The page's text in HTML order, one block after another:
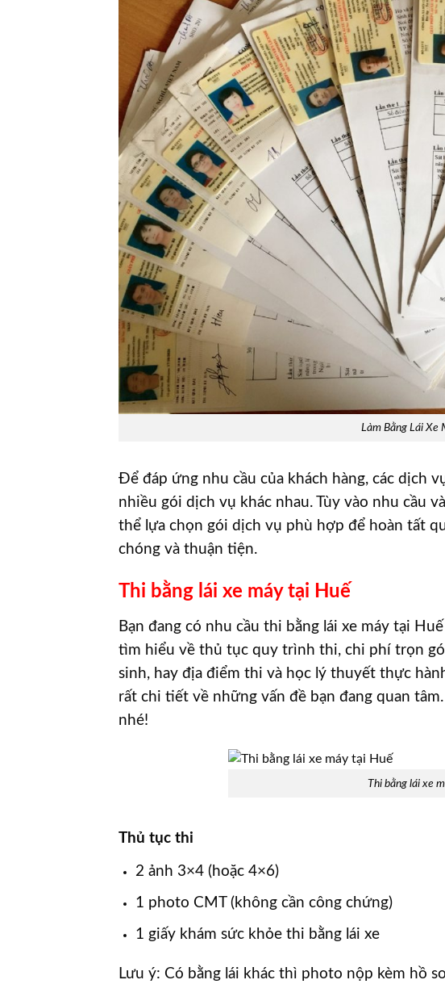
Làm Bằng Lái Xe
Để đáp ứng nhu cầu của khách hàng, các dịch
nhiều gói dịch vụ khác nhau. Tùy vào nhu cầu
thể lựa chọn gói dịch vụ phù hợp để hoàn tất
chóng và thuận tiện.
Thi bằng lái xe máy tại Huế
Bạn đang có nhu cầu thi bằng lái xe máy tại
tìm hiểu về thủ tục quy trình thi, chi phí trọn
sinh, hay địa điểm thi và học lý thuyết thực
rất chi tiết về những vấn đề bạn đang quan
nhé!
Thi bằng lái xe
Thủ tục thi
2 ảnh 3×4 (hoặc 4×6)
1 photo CMT (không cần công chứng)
1 giấy khám sức khỏe thi bằng lái xe
Lưu ý: Có bằng lái khác thì photo nộp kèm hồ